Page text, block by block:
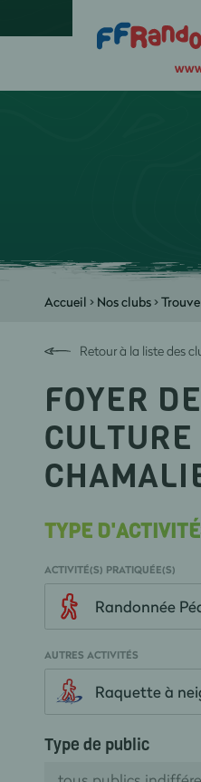
Accueil > Nos clubs>
Retour à la liste des
FOYER
TYPE
ACTIVITÉ(S) PRATIQUÉE(S)
Randonnée
AUTRES ACTIVITÉS
Raquette à
Type de public